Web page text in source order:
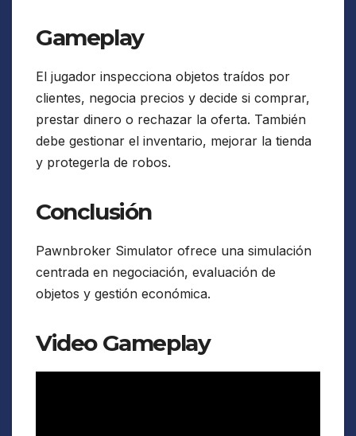
Gameplay
El jugador inspecciona objetos traídos por
clientes, negocia precios y decide si comprar,
prestar dinero o rechazar la oferta. También
debe gestionar el inventario, mejorar la tienda
y protegerla de robos.
Conclusión
Pawnbroker Simulator ofrece una simulación
centrada en negociación, evaluación de
objetos y gestión económica.
Video Gameplay